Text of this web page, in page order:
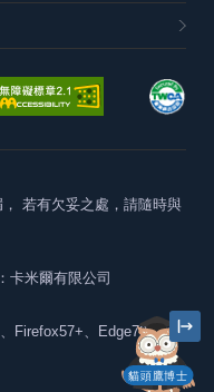
貓頭鷹博士
若有欠妥之處，請隨時與
卡米爾有限公司
Firefox57+、Edge79+及